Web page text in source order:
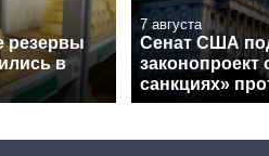
резервы
в
7 августа
Сенат США
законопроект
санкциях»